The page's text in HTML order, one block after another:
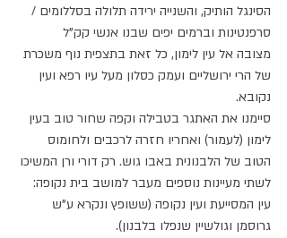
הסינגל הותיק, והשנייה ירידה תלולה בסללומים /
סרפנטינות וברמים יפים שבנו אנשי קק"ל
מצובה אל עין לימון, כל זאת בתצפית נוף משכרת
של הרי ירושליים ועמק כסלון מעל עיו רפא ועין
נקובא.
סיימנו את האתגר בטבילה וקפה שחור טוב בעין
לימון (לעמור) ואחריו חזרה לרכבים ולחומוס
הטוב של הלבנונית באבו גוש. רק דורי ורן המשיכו
לשתי מעיינות נוספים מעבר למושב בית נקופה:
עין המסייעת ועין נקופה (ששופץ ונקרא ע"ש
גרוסמן וגולשיין שנפלו בלבנון).